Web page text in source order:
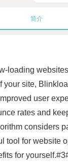
简介
loading
site,
user
rates and
considers
tool for website
for